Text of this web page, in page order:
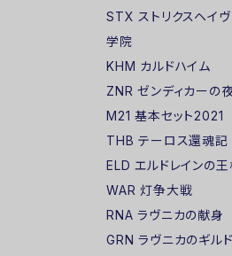
STX ストリクスヘイヴ
学院
KHM カルドハイム
ZNR ゼンディカーの
M21 基本セット2021
THB テーロス還魂記
ELD エルドレインの
WAR 灯争大戦
RNA ラヴニカの献身
GRN ラヴニカのギルド